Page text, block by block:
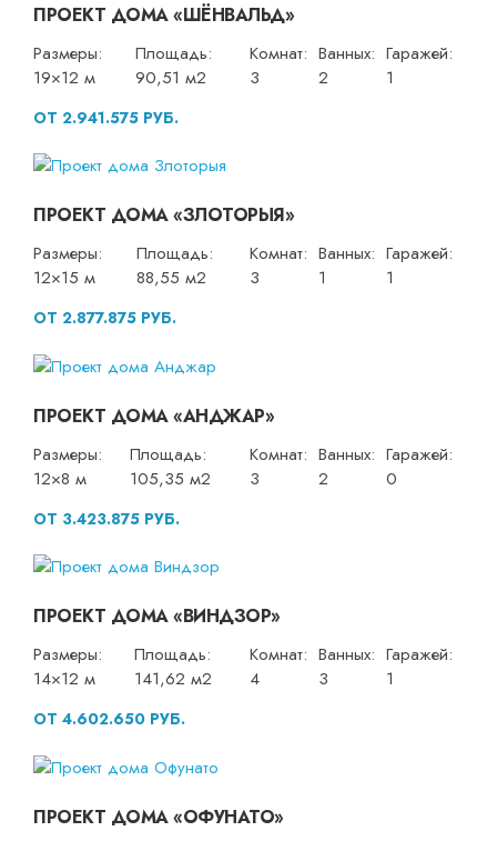
ПРОЕКТ ДОМА «ШЁНВАЛЬД»
Размеры:
19×12 м
Площадь:
90,51 м2
Комнат:
3
Ванных:
2
Гаражей:
1
ОТ 2.941.575 РУБ.
ПРОЕКТ ДОМА «ЗЛОТОРЫЯ»
Размеры:
12×15 м
Площадь:
88,55 м2
Комнат:
3
Ванных:
1
Гаражей:
1
ОТ 2.877.875 РУБ.
ПРОЕКТ ДОМА «АНДЖАР»
Размеры:
12×8 м
Площадь:
105,35 м2
Комнат:
3
Ванных:
2
Гаражей:
0
ОТ 3.423.875 РУБ.
ПРОЕКТ ДОМА «ВИНДЗОР»
Размеры:
14×12 м
Площадь:
141,62 м2
Комнат:
4
Ванных:
3
Гаражей:
1
ОТ 4.602.650 РУБ.
ПРОЕКТ ДОМА «ОФУНАТО»